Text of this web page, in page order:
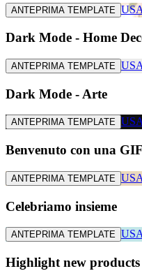
ANTEPRIMA TEMPLATE
Dark Mode - Home
ANTEPRIMA TEMPLATE
Dark Mode - Arte
ANTEPRIMA TEMPLATE
Benvenuto con una GIF
ANTEPRIMA TEMPLATE
Celebriamo insieme
ANTEPRIMA TEMPLATE
Highlight new products